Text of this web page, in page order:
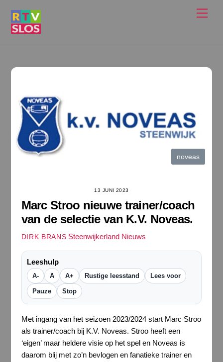
noveas
13 JUNI 2023
Marc Stroo nieuwe trainer/coach
van de selectie van K.V. Noveas.
DIRK BRANS Steenwijkerland Nieuws
Leeshulp
A- A A+ Rustige leesstand Lees voor
Pauze Stop
Met ingang van het seizoen 2023/2024 start Marc Stroo
als trainer/coach bij K.V. Noveas. Stroo heeft een
‘eigen’ maar heldere visie op het spel en Noveas is
daarom blij met zo’n bevlogen en fanatieke trainer en